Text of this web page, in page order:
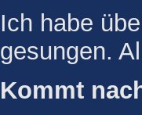
Ich habe
gesungen.
Kommt